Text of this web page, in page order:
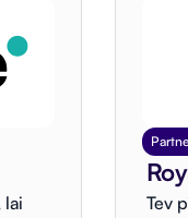
lai
Tev